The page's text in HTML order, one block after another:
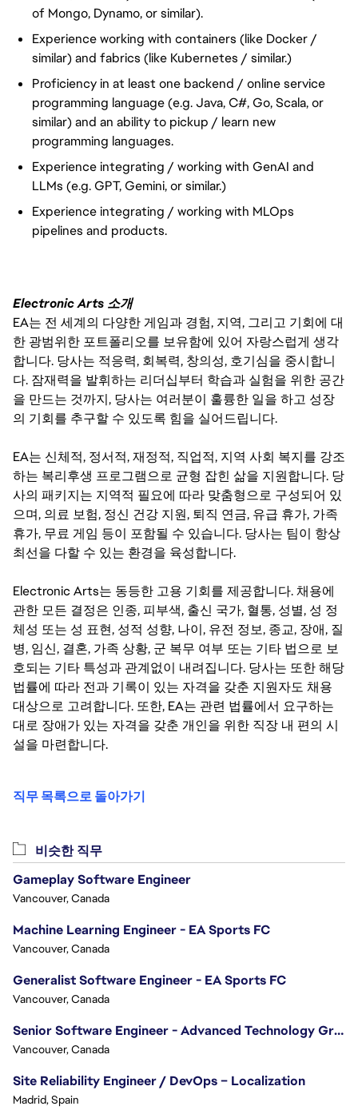
of Mongo, Dynamo, or similar).
Experience working with containers (like Docker /
similar) and fabrics (like Kubernetes / similar.)
Proficiency in at least one backend / online service
programming language (e.g. Java, C#, Go, Scala, or
similar) and an ability to pickup / learn new
programming languages.
Experience integrating / working with GenAI and
LLMs (e.g. GPT, Gemini, or similar.)
Experience integrating / working with MLOps
pipelines and products.
Electronic Arts 소개
EA는 전 세계의 다양한 게임과 경험, 지역, 그리고 기회에 대
한 광범위한 포트폴리오를 보유함에 있어 자랑스럽게 생각
합니다. 당사는 적응력, 회복력, 창의성, 호기심을 중시합니
다. 잠재력을 발휘하는 리더십부터 학습과 실험을 위한 공간
을 만드는 것까지, 당사는 여러분이 훌륭한 일을 하고 성장
의 기회를 추구할 수 있도록 힘을 실어드립니다.
EA는 신체적, 정서적, 재정적, 직업적, 지역 사회 복지를 강조
하는 복리후생 프로그램으로 균형 잡힌 삶을 지원합니다. 당
사의 패키지는 지역적 필요에 따라 맞춤형으로 구성되어 있
으며, 의료 보험, 정신 건강 지원, 퇴직 연금, 유급 휴가, 가족
휴가, 무료 게임 등이 포함될 수 있습니다. 당사는 팀이 항상
최선을 다할 수 있는 환경을 육성합니다.
Electronic Arts는 동등한 고용 기회를 제공합니다. 채용에
관한 모든 결정은 인종, 피부색, 출신 국가, 혈통, 성별, 성 정
체성 또는 성 표현, 성적 성향, 나이, 유전 정보, 종교, 장애, 질
병, 임신, 결혼, 가족 상황, 군 복무 여부 또는 기타 법으로 보
호되는 기타 특성과 관계없이 내려집니다. 당사는 또한 해당
법률에 따라 전과 기록이 있는 자격을 갖춘 지원자도 채용
대상으로 고려합니다. 또한, EA는 관련 법률에서 요구하는
대로 장애가 있는 자격을 갖춘 개인을 위한 직장 내 편의 시
설을 마련합니다.
직무 목록으로 돌아가기
비슷한 직무
Gameplay Software Engineer
Vancouver, Canada
Machine Learning Engineer - EA Sports FC
Vancouver, Canada
Generalist Software Engineer - EA Sports FC
Vancouver, Canada
Senior Software Engineer - Advanced Technology Group
Vancouver, Canada
Site Reliability Engineer / DevOps – Localization
Madrid, Spain